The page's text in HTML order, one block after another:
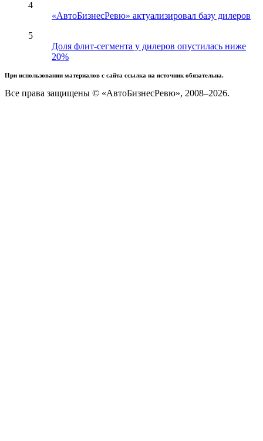
4
«АвтоБизнесРевю» актуализировал базу дилеров
5
Доля флит-сегмента у дилеров опустилась ниже
20%
При использовании материалов с сайта ссылка на источник обязательна.
Все права защищены © «АвтоБизнесРевю», 2008–2026.